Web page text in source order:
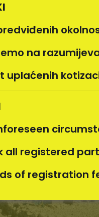
Trail
na
uplaćenih
all registered
of registration